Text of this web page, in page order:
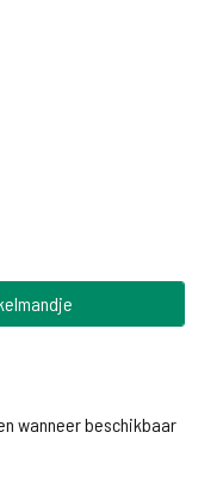
wanneer beschikbaar
wanneer beschikbaar